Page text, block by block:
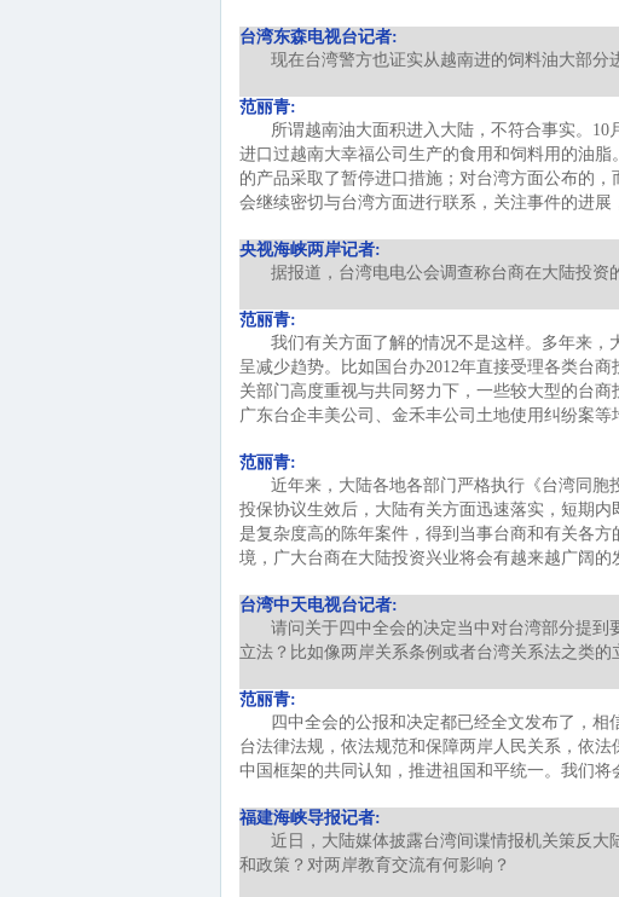
台湾东森电视台记者:
现在台湾警方也证实从越南进的饲料油大部分
范丽青:
所谓越南油大面积进入大陆，不符合事实。
进口过越南大幸福公司生产的食用和饲料用的油
的产品采取了暂停进口措施；对台湾方面公布的
会继续密切与台湾方面进行联系，关注事件的进
央视海峡两岸记者:
据报道，台湾电电公会调查称台商在大陆投资
范丽青:
我们有关方面了解的情况不是这样。多年来
呈减少趋势。比如国台办2012年直接受理各类台
关部门高度重视与共同努力下，一些较大型的台
广东台企丰美公司、金禾丰公司土地使用纠纷案等
范丽青:
近年来，大陆各地各部门严格执行《台湾同
投保协议生效后，大陆有关方面迅速落实，短期
是复杂度高的陈年案件，得到当事台商和有关各
境，广大台商在大陆投资兴业将会有越来越广阔的
台湾中天电视台记者:
请问关于四中全会的决定当中对台湾部分提
立法？比如像两岸关系条例或者台湾关系法之类
范丽青:
四中全会的公报和决定都已经全文发布了，
台法律法规，依法规范和保障两岸人民关系，依
中国框架的共同认知，推进祖国和平统一。我们将
福建海峡导报记者:
近日，大陆媒体披露台湾间谍情报机关策反
和政策？对两岸教育交流有何影响？